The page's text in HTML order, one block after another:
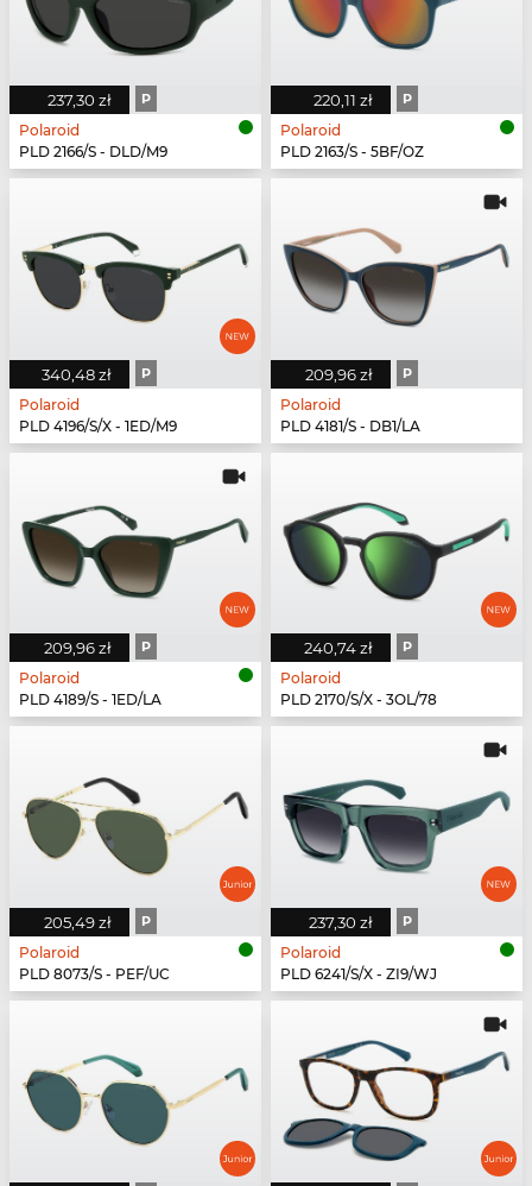
237,30 zł P
Polaroid
PLD 2166/S - DLD/M9
220,11 zł P
Polaroid
PLD 2163/S - 5BF/OZ
340,48 zł P
Polaroid
PLD 4196/S/X - 1ED/M9
209,96 zł P
Polaroid
PLD 4181/S - DB1/LA
209,96 zł P
Polaroid
PLD 4189/S - 1ED/LA
240,74 zł P
Polaroid
PLD 2170/S/X - 3OL/78
205,49 zł P
Polaroid
PLD 8073/S - PEF/UC
237,30 zł P
Polaroid
PLD 6241/S/X - ZI9/WJ